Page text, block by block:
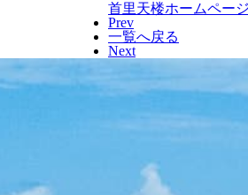
首里天楼ホームペー
Prev
一覧へ戻る
Next